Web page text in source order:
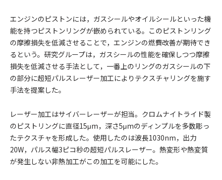
エンジンのピストンには，ガスシールやオイルシールといった機
能を持つピストンリングが嵌められている。このピストンリング
の摩擦損失を低減させることで，エンジンの燃費改善が期待でき
るという。研究グループは，ガスシールの性能を確保しつつ摩擦
損失を低減させる手法として，一番上のリングのガスシールの下
の部分に超短パルスレーザー加工によりテクスチャリングを施す
手法を提案した。
レーザー加工はサイバーレーザーが担当。クロムナイトライド製
のピストリングに直径15μm，深さ5μmのディンプルを多数彫っ
たテクスチャを形成した。使用したのは波長1030nm，出力
20W，パルス幅3ピコ秒の超短パルスレーザー。熱変形や熱変質
が発生しない非熱加工がこの加工を可能にした。